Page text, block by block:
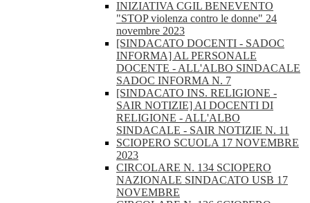
INIZIATIVA CGIL BENEVENTO
"STOP violenza contro le donne" 24
novembre 2023
[SINDACATO DOCENTI - SADOC
INFORMA] AL PERSONALE
DOCENTE - ALL'ALBO SINDACALE
SADOC INFORMA N. 7
[SINDACATO INS. RELIGIONE -
SAIR NOTIZIE] AI DOCENTI DI
RELIGIONE - ALL'ALBO
SINDACALE - SAIR NOTIZIE N. 11
SCIOPERO SCUOLA 17 NOVEMBRE
2023
CIRCOLARE N. 134 SCIOPERO
NAZIONALE SINDACATO USB 17
NOVEMBRE